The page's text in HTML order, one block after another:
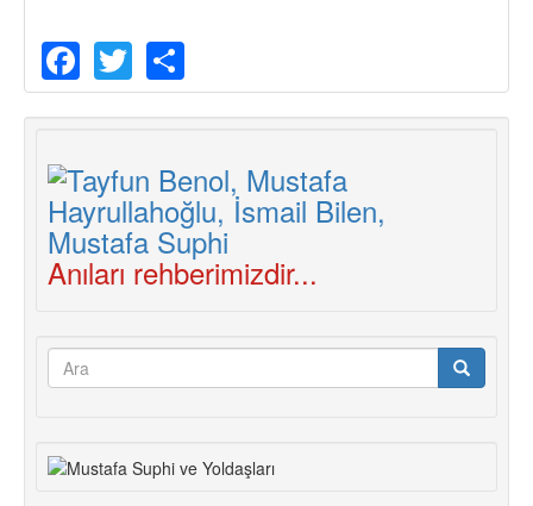
Facebook
Twitter
Anıları rehberimizdir...
Arama
formu